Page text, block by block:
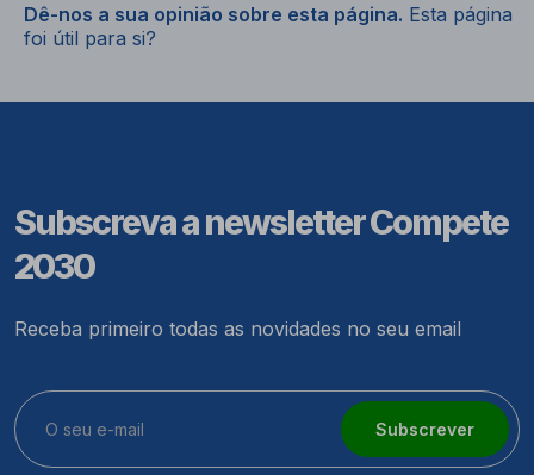
Dê-nos a sua opinião sobre esta página. Esta página
foi útil para si?
Subscreva a newsletter Compete
2030
Receba primeiro todas as novidades no seu email
Subscrever